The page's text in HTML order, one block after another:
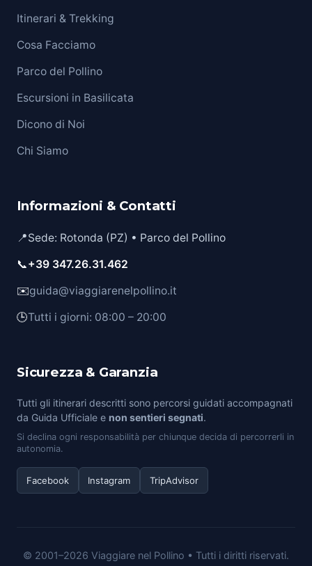
Itinerari & Trekking
Cosa Facciamo
Parco del Pollino
Escursioni in Basilicata
Dicono di Noi
Chi Siamo
Informazioni & Contatti
📍Sede: Rotonda (PZ) • Parco del Pollino
📞+39 347.26.31.462
✉️guida@viaggiarenelpollino.it
🕒Tutti i giorni: 08:00 – 20:00
Sicurezza & Garanzia
Tutti gli itinerari descritti sono percorsi guidati accompagnati
da Guida Ufficiale e non sentieri segnati.
Si declina ogni responsabilità per chiunque decida di percorrerli in
autonomia.
Facebook Instagram TripAdvisor
© 2001–2026 Viaggiare nel Pollino • Tutti i diritti riservati.